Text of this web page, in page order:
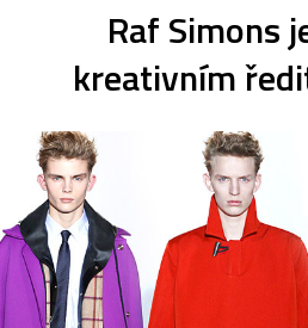
Raf Simons
kreativním